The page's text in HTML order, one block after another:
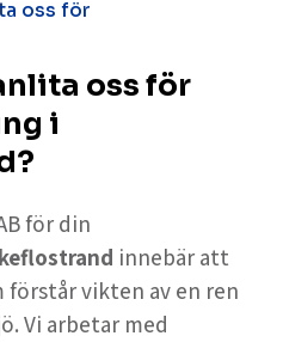
oss för
oss för
i
för din
innebär att
förstår vikten av en ren
Vi arbetar med